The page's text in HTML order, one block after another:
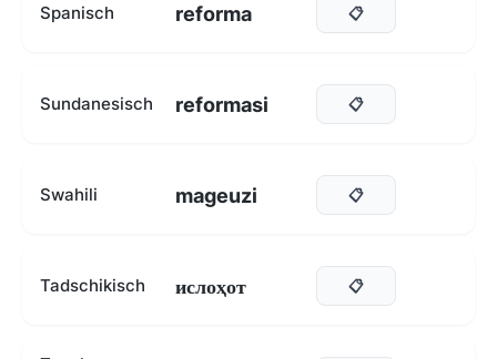
Spanisch reforma 📋
Sundanesisch reformasi 📋
Swahili mageuzi 📋
Tadschikisch ислоҳот 📋